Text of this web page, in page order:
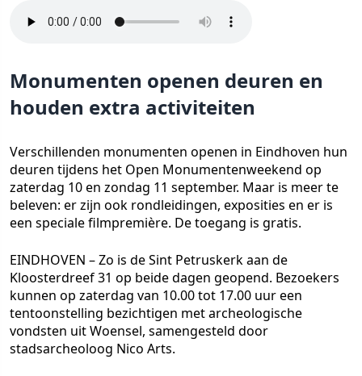
Monumenten openen deuren en
houden extra activiteiten
Verschillenden monumenten openen in Eindhoven hun
deuren tijdens het Open Monumentenweekend op
zaterdag 10 en zondag 11 september. Maar is meer te
beleven: er zijn ook rondleidingen, exposities en er is
een speciale filmpremière. De toegang is gratis.
EINDHOVEN – Zo is de Sint Petruskerk aan de
Kloosterdreef 31 op beide dagen geopend. Bezoekers
kunnen op zaterdag van 10.00 tot 17.00 uur een
tentoonstelling bezichtigen met archeologische
vondsten uit Woensel, samengesteld door
stadsarcheoloog Nico Arts.